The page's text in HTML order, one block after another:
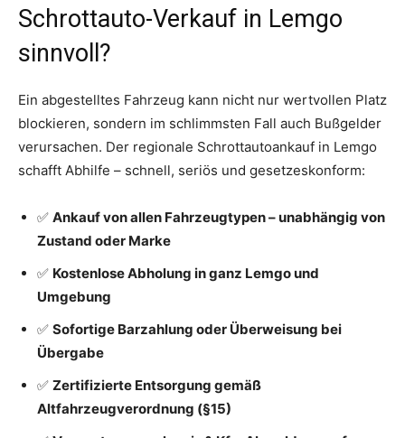
Schrottauto-Verkauf in Lemgo
sinnvoll?
Ein abgestelltes Fahrzeug kann nicht nur wertvollen Platz
blockieren, sondern im schlimmsten Fall auch Bußgelder
verursachen. Der regionale Schrottautoankauf in Lemgo
schafft Abhilfe – schnell, seriös und gesetzeskonform:
✅ Ankauf von allen Fahrzeugtypen – unabhängig von
Zustand oder Marke
✅ Kostenlose Abholung in ganz Lemgo und
Umgebung
✅ Sofortige Barzahlung oder Überweisung bei
Übergabe
✅ Zertifizierte Entsorgung gemäß
Altfahrzeugverordnung (§15)